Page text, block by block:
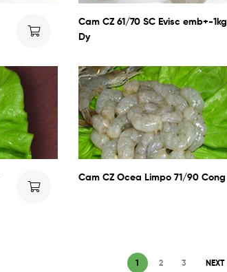
Cam CZ 61/70 SC Evisc emb+-1kg
Dy
Cam CZ Ocea Limpo 71/90 Cong
1 2 3 NEXT